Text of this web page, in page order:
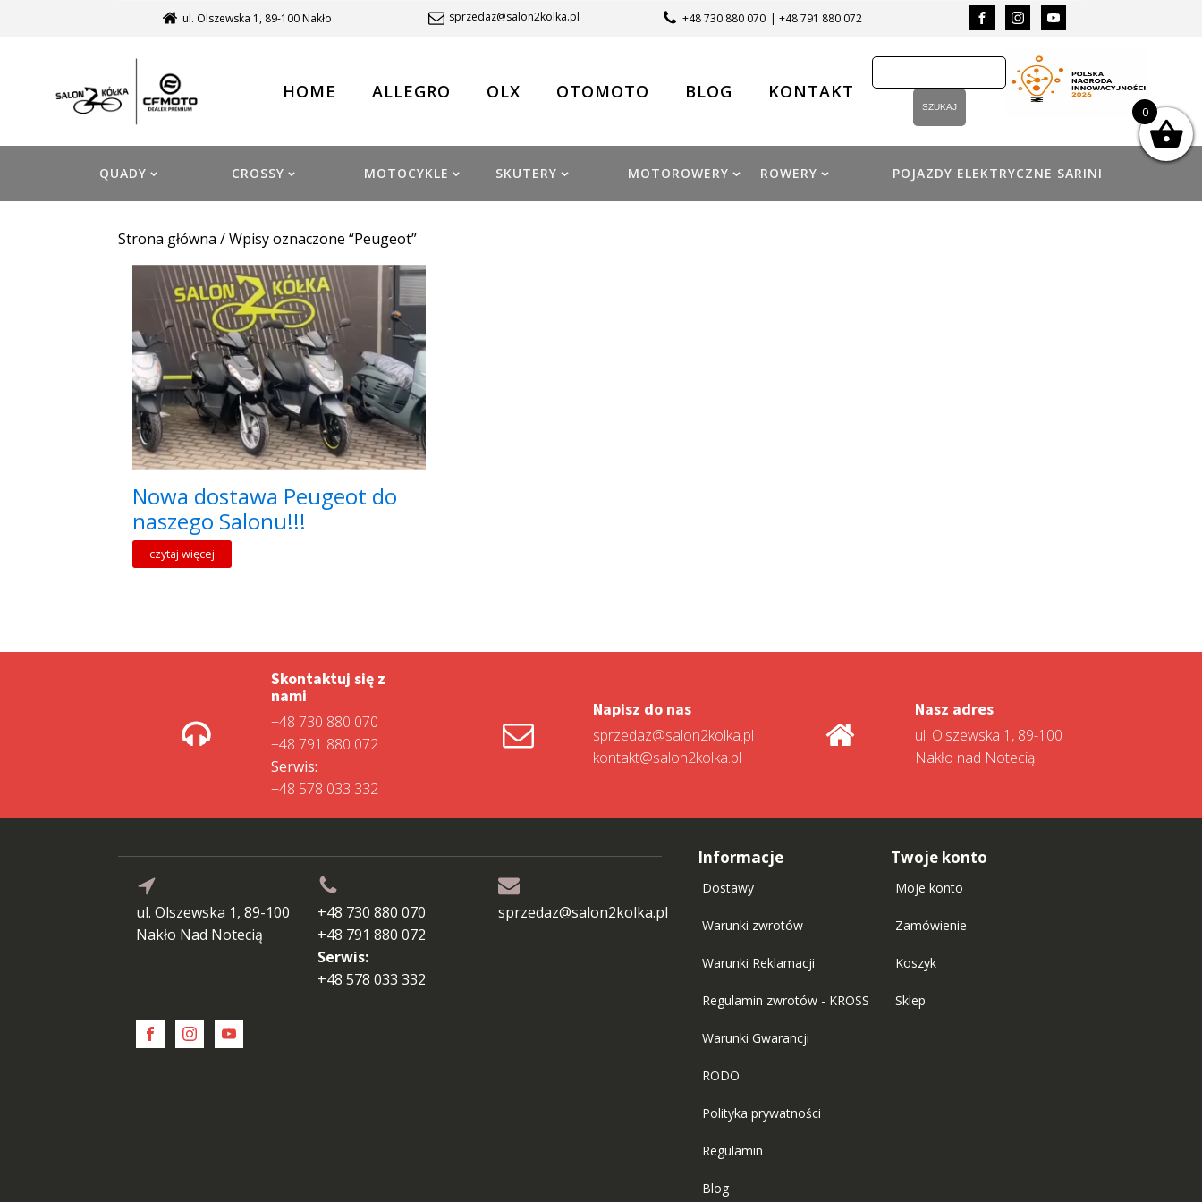
ul. Olszewska 1, 89-100 Nakło sprzedaz@salon2kolka.pl +48 730 880 070 | +48 791 880 072
HOME ALLEGRO OLX OTOMOTO BLOG KONTAKT
QUADY CROSSY MOTOCYKLE SKUTERY MOTOROWERY ROWERY POJAZDY ELEKTRYCZNE SARINI
Strona główna / Wpisy oznaczone “Peugeot”
Nowa dostawa Peugeot do
naszego Salonu!!!
czytaj więcej
Skontaktuj się z
nami
+48 730 880 070
+48 791 880 072
Serwis:
+48 578 033 332
Napisz do nas
sprzedaz@salon2kolka.pl
kontakt@salon2kolka.pl
Nasz adres
ul. Olszewska 1, 89-100
Nakło nad Notecią
ul. Olszewska 1, 89-100
Nakło Nad Notecią
+48 730 880 070
+48 791 880 072
Serwis:
+48 578 033 332
sprzedaz@salon2kolka.pl
Informacje
Dostawy
Warunki zwrotów
Warunki Reklamacji
Regulamin zwrotów - KROSS
Warunki Gwarancji
RODO
Polityka prywatności
Regulamin
Blog
Twoje konto
Moje konto
Zamówienie
Koszyk
Sklep
0